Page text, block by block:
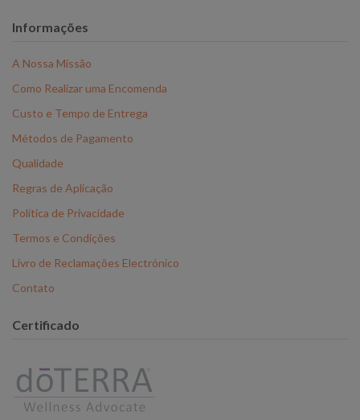
Informações
A Nossa Missão
Como Realizar uma Encomenda
Custo e Tempo de Entrega
Métodos de Pagamento
Qualidade
Regras de Aplicação
Política de Privacidade
Termos e Condições
Livro de Reclamações Electrónico
Contato
Certificado